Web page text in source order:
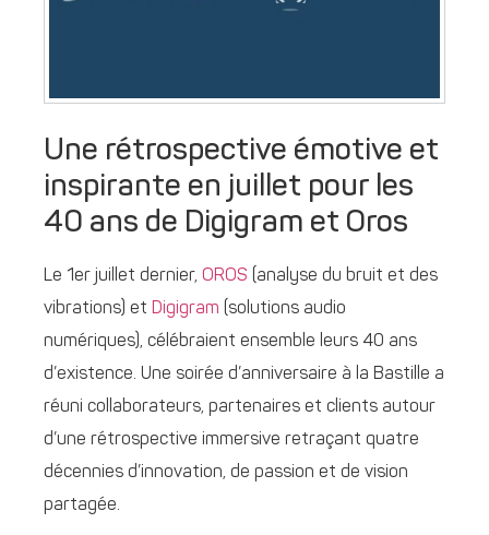
Une rétrospective émotive et
inspirante en juillet pour les
40 ans de Digigram et Oros
Le 1er juillet dernier, OROS
(analyse du bruit et des
vibrations) et Digigram
(solutions audio
numériques), célébraient ensemble leurs 40 ans
d’existence. Une soirée d’anniversaire à la Bastille a
réuni collaborateurs, partenaires et clients autour
d’une rétrospective immersive retraçant quatre
décennies d’innovation, de passion et de vision
partagée.